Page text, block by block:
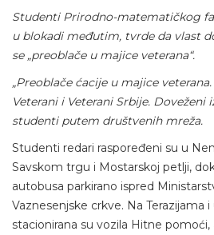
Studenti Prirodno-matematičkog
u blokadi međutim, tvrde da vlast
se „preoblače u majice veterana“.
„Preoblače ćacije u majice
Veterani i Veterani Srbije. Doveženi
studenti putem društvenih mreža.
Studenti redari raspoređeni su u
Savskom trgu i Mostarskoj petlji,
autobusa parkirano ispred
Vaznesenjske crkve. Na Terazijama
stacionirana su vozila Hitne